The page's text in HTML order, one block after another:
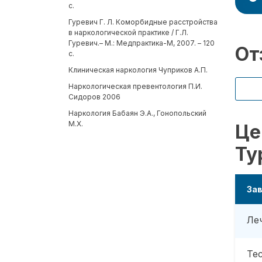
с.
Гуревич Г. Л. Коморбидные расстройства
в наркологической практике / Г.Л.
Гуревич.– М.: Медпрактика-М, 2007. – 120
с.
Клиническая наркология Чуприков А.П.
Наркологическая превентология П.И.
Сидоров 2006
Наркология Бабаян Э.А., Гонопольский
М.X.